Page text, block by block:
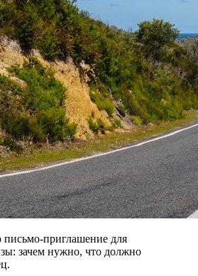
письмо-приглашение для
зачем нужно, что должно